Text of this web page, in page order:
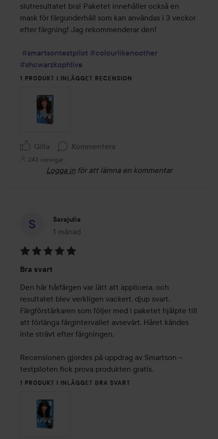
slutresultatet bra! Paketet innehåller också en
mask för färgunderhåll som kan användas i 3 veckor
efter färgning! Jag rekommenderar den!
#smartsontestpilot #colourlikenoother
#shcwarzkophlive
1 PRODUKT I INLÄGGET RECENSION
Gilla Kommentera
243 visningar
Logga in för att lämna en kommentar
Sarajulia
1 månad
Inlägget skapades 1 månad
5
av
5
Bra svart
Den här hårfärgen var lätt att applicera, och
resultatet blev verkligen vackert, djup svart.
Färgförstärkaren som följer med i paketet hjälpte till
att förlänga färgintervallet avsevärt. Håret kändes
inte strävt efter färgningen.
Recensionen gjordes på uppdrag av Smartson –
testpiloten fick prova produkten gratis.
1 PRODUKT I INLÄGGET BRA SVART